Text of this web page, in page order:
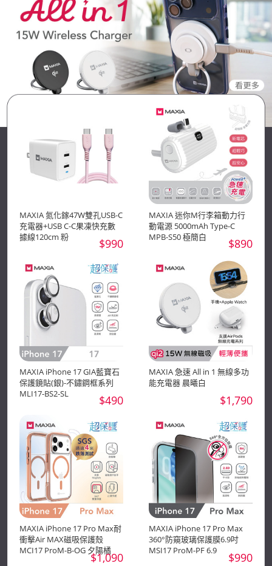
$499
MAXIA 氮化鎵47W雙孔USB-C
充電器+USB C-C果凍快充數
據線120cm 粉
$990
MAXIA 迷你M行李箱動力行
動電源 5000mAh Type-C
MPB-S50 極簡白
$890
MAXIA iPhone 17 GIA藍寶石
保護鏡貼(銀)-不鏽鋼框系列
MLI17-BS2-SL
$490
MAXIA 急速 All in 1 無線多功
能充電器 晨曦白
$1,790
MAXIA iPhone 17 Pro Max耐
衝擊Air MAX磁吸保護殼
MCI17 ProM-B-OG 夕陽橘
$1,090
MAXIA iPhone 17 Pro Max
360°防窺玻璃保護膜6.9吋
MSI17 ProM-PF 6.9
$990